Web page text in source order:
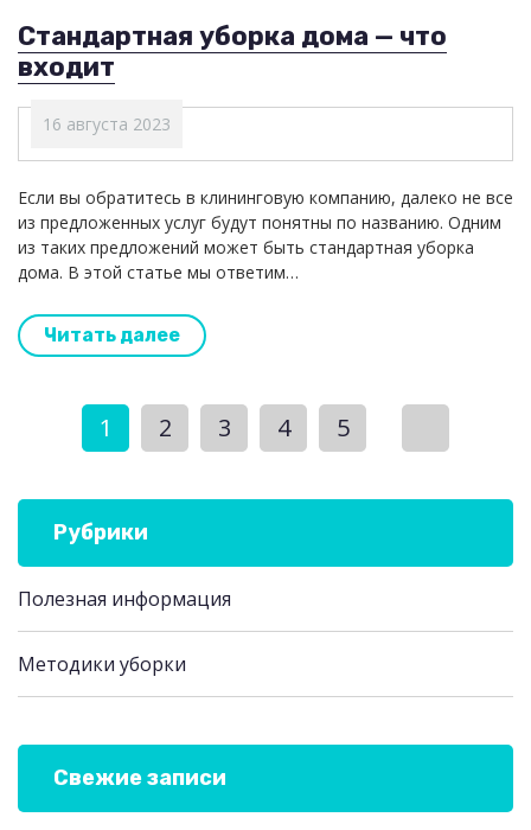
Стандартная уборка дома — что
входит
16 августа 2023
Если вы обратитесь в клининговую компанию, далеко не все
из предложенных услуг будут понятны по названию. Одним
из таких предложений может быть стандартная уборка
дома. В этой статье мы ответим…
Читать далее
1 2 3 4 5
Рубрики
Полезная информация
Методики уборки
Свежие записи